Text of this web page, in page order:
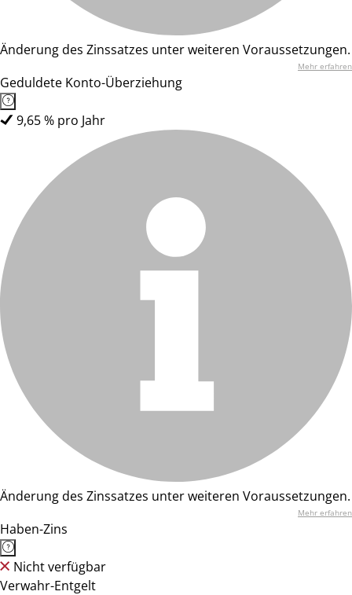
Änderung des Zinssatzes unter weiteren Voraussetzungen.
Mehr erfahren
Geduldete Konto-Überziehung
9,65 % pro Jahr
Änderung des Zinssatzes unter weiteren Voraussetzungen.
Mehr erfahren
Haben-Zins
Nicht verfügbar
Verwahr-Entgelt